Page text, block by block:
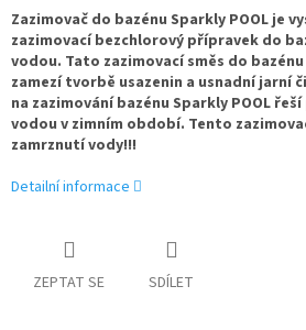
Zazimovač do bazénu Sparkly POOL je
zazimovací bezchlorový přípravek do
vodou. Tato zazimovací směs do
zamezí tvorbě usazenin a usnadní jarní
na zazimování bazénu Sparkly POOL
vodou v zimním období. Tento
zamrznutí vody!!!
Detailní informace
ZEPTAT SE SDÍLET